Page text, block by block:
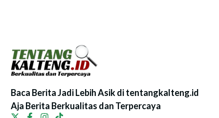
Baca Berita Jadi Lebih Asik di tentangkalteng.id
Aja Berita Berkualitas dan Terpercaya